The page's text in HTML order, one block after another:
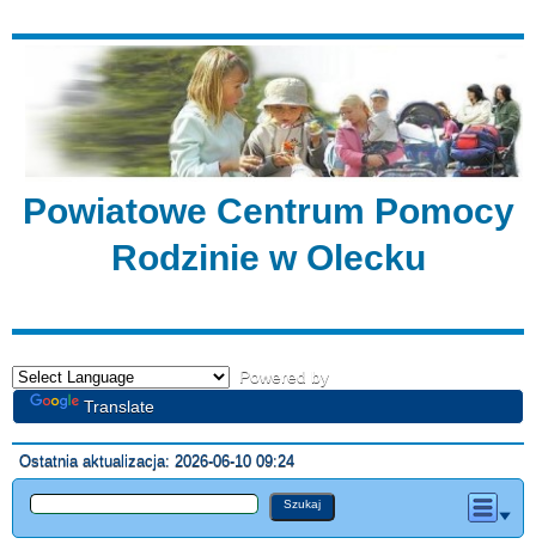
Powiatowe Centrum Pomocy
Rodzinie w Olecku
Powered by
Translate
Ostatnia aktualizacja: 2026-06-10 09:24